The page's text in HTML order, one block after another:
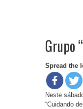
Grupo
Spread the
Neste
“Cuidando